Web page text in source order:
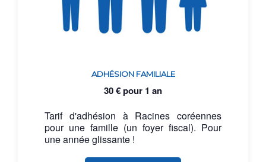
ADHÉSION FAMILIALE
30€pour 1 an
Tarif d'adhésion à Racines coréennes
pour une famille (un foyer fiscal). Pour
une année glissante !